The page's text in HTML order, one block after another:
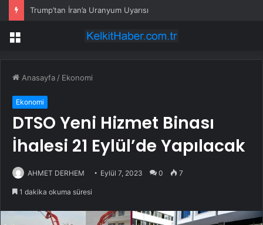
Trump’tan İran’a Uranyum Uyarısı
Menü
Anasayfa / Ekonomi
Ekonomi
DTSO Yeni Hizmet Binası
İhalesi 21 Eylül’de Yapılacak
AHMET DERHEM Eylül 7, 2023 0 7
1 dakika okuma süresi